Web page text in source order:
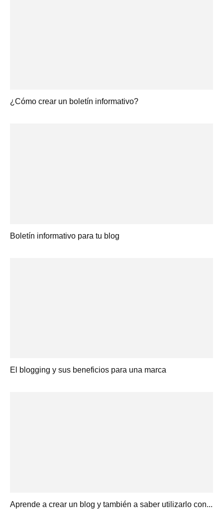
¿Cómo crear un boletín informativo?
Boletín informativo para tu blog
El blogging y sus beneficios para una marca
Aprende a crear un blog y también a saber utilizarlo con...